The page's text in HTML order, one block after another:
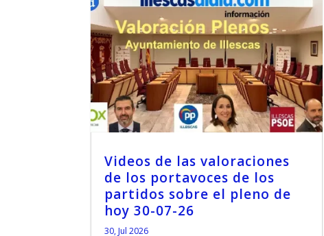
Videos de las valoraciones
de los portavoces de los
partidos sobre el pleno de
hoy 30-07-26
30, Jul 2026